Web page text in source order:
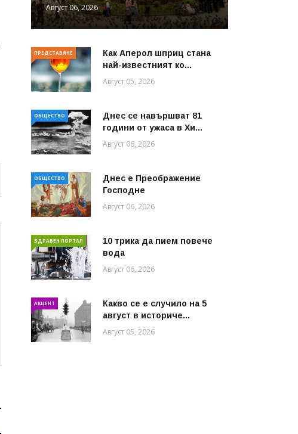
Август 06, 2026
ПРЕДСТАВЯНЕ
Как Аперол шприц стана
най-известният ко...
Август 05, 2026
ОБЩЕСТВО
Днес се навършват 81
години от ужаса в Хи...
Август 06, 2026
ОБЩЕСТВО
Днес е Преображение
Господне
Август 06, 2026
ЗДРАВЕН ПОРТАЛ
10 трика да пием повече
вода
Август 06, 2026
АКЦЕНТ
Какво се е случило на 5
август в историче...
Август 05, 2026